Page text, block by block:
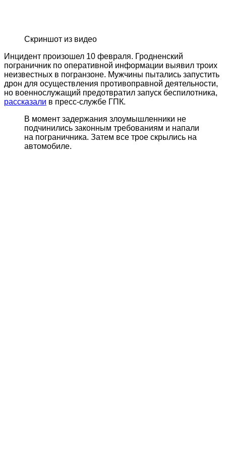
Скриншот из видео
Инцидент произошел 10 февраля. Гродненский
пограничник по оперативной информации выявил троих
неизвестных в погранзоне. Мужчины пытались запустить
дрон для осуществления противоправной деятельности,
но военнослужащий предотвратил запуск беспилотника,
рассказали в пресс-службе ГПК.
В момент задержания злоумышленники не
подчинились законным требованиям и напали
на пограничника. Затем все трое скрылись на
автомобиле.